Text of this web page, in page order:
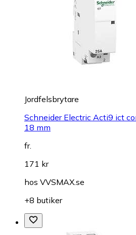
Jordfelsbrytare
Schneider Electric Acti9 ict
18 mm
fr.
171 kr
hos VVSMAX.se
+8 butiker